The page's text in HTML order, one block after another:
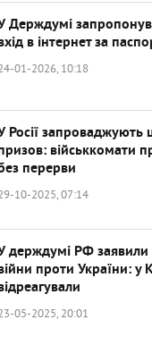
Держдумі
в інтернет за
01-2026, 10:18
Росії запроваджують
військкомати
перерви
10-2025, 07:14
держдумі РФ заявили
проти України: у
05-2025, 20:01